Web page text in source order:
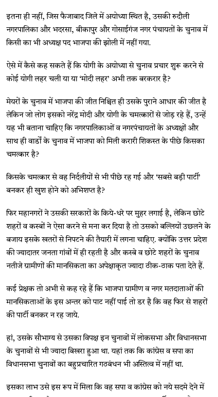
इतना ही नहीं, जिस फैजाबाद जिले में अयोध्या स्थित है, उसकी रुदौली
नगरपालिका और भदरसा, बीकापुर और गोसाईगंज नगर पंचायतों के चुनाव में
किसी का भी अध्यक्ष पद भाजपा की झोली में नहीं गया.
ऐसे में कैसे कह सकते हैं कि योगी के अयोध्या से चुनाव प्रचार शुरू करने से
कोई योगी लहर चली या या ‘मोदी लहर’ अभी तक बरकरार है?
मेयरों के चुनाव में भाजपा की जीत निश्चित ही उसके पुराने आधार की जीत है
लेकिन जो लोग इसको नरेंद्र मोदी और योगी के चमत्कारों से जोड़ रहे हैं, उन्हें
यह भी बताना चाहिए कि नगरपालिकाओं व नगरपंचायतों के अध्यक्षों और
साथ ही वार्डों के चुनाव में भाजपा को मिली करारी शिकस्त के पीछे किसका
चमत्कार है?
किसके चमत्कार से वह निर्दलीयों से भी पीछे रह गई और ‘सबसे बड़ी पार्टी’
बनकर ही खुश होने को अभिशप्त है?
फिर महानगरों ने उसकी सरकारों के किये-धरे पर मुहर लगाई है, लेकिन छोटे
शहरों व कस्बों ने ऐसा करने से मना कर दिया है तो उसको बल्लियों उछलने के
बजाय इसके खतरों से निपटने की तैयारी में लगना चाहिए. क्योंकि उत्तर प्रदेश
की ज्यादातर जनता गांवों में ही रहती है और कस्बे व छोटे शहरों के चुनाव
नतीजे ग्रामीणों की मानसिकता का अपेक्षाकृत ज्यादा ठीक-ठाक पता देते हैं.
कई प्रेक्षक तो अभी से कह रहे हैं कि भाजपा ग्रामीण व नगर मतदाताओं की
मानसिकताओं के इस अन्तर को पाट नहीं पाई तो डर है कि वह फिर से शहरों
की पार्टी बनकर न रह जाये.
हां, उसके सौभाग्य से उसका विपक्ष इन चुनावों में लोकसभा और विधानसभा
के चुनावों से भी ज्यादा बिखरा हुआ था. यहां तक कि कांग्रेस व सपा का
विधानसभा चुनावों का बहुप्रचारित गठबंधन भी अस्तित्व में नहीं था.
इसका लाभ उसे इस रूप में मिला कि वह सपा व कांग्रेस को नये सदमे देने में